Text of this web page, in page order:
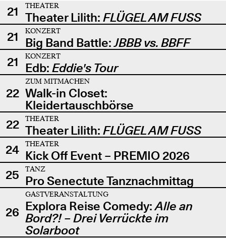
21
THEATER
Theater Lilith: FLÜGEL AM FUSS
21
KONZERT
Big Band Battle:JBBB vs. BBFF
21
KONZERT
Edb: Eddie's Tour
22
ZUM MITMACHEN
Walk-in Closet:
Kleidertauschbörse
22
THEATER
Theater Lilith: FLÜGEL AM FUSS
24
THEATER
Kick Off Event – PREMIO 2026
25
TANZ
Pro Senectute Tanznachmittag
26
GASTVERANSTALTUNG
Explora Reise Comedy:Alle an
Bord?! – Drei Verrückte im
Solarboot